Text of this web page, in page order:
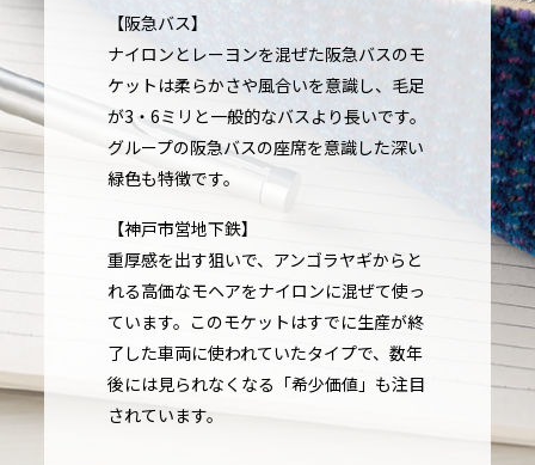
【阪急バス】
ナイロンとレーヨンを混ぜた阪急バスのモ
ケットは柔らかさや風合いを意識し、毛足
が3・6ミリと一般的なバスより長いです。
グループの阪急バスの座席を意識した深い
緑色も特徴です。
【神戸市営地下鉄】
重厚感を出す狙いで、アンゴラヤギからと
れる高価なモヘアをナイロンに混ぜて使っ
ています。このモケットはすでに生産が終
了した車両に使われていたタイプで、数年
後には見られなくなる「希少価値」も注目
されています。